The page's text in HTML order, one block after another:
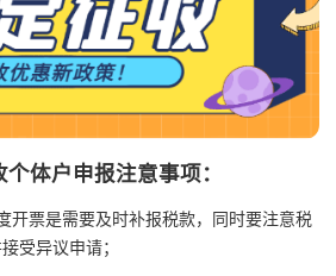
体户申报注意事项：
开票是需要及时补报税款，同时要注意税
受异议申请；